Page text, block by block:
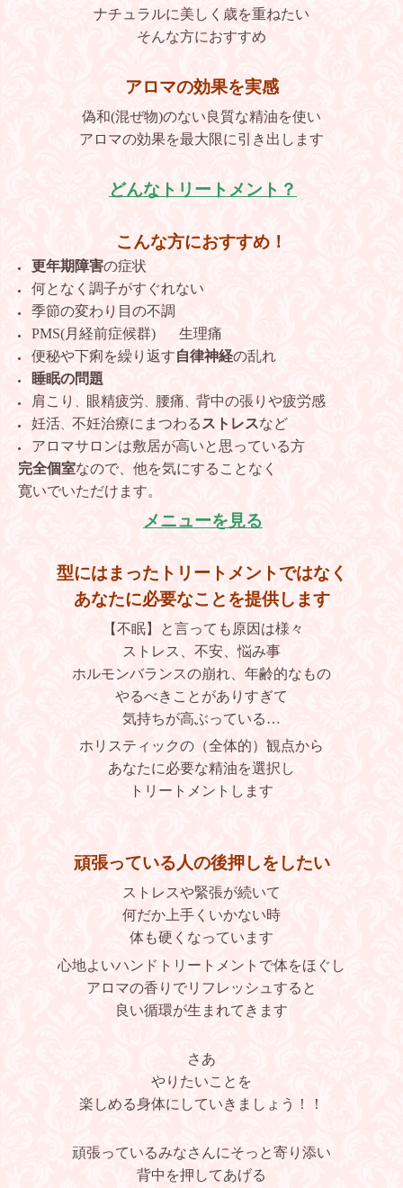
ナチュラルに美しく歳を重ねたい
そんな方におすすめ
アロマの効果を実感
偽和(混ぜ物)のない良質な精油を使い
アロマの効果を最大限に引き出します
どんなトリートメント？
こんな方におすすめ！
更年期障害の症状
何となく調子がすぐれない
季節の変わり目の不調
PMS(月経前症候群)
生理痛
便秘や下痢を繰り返す自律神経の乱れ
睡眠の問題
肩こり 、 眼精疲労、 腰痛、背中の張りや疲労感
妊活、不妊治療にまつわる ストレスなど
アロマサロンは敷居が高いと思っている方
完全個室なので、他を気にすることなく
寛いでいただけます。
メニューを見る
型にはまったトリートメントではなく
あなたに必要なことを提供します
【不眠】と言っても原因は様々
ストレス、不安、悩み事
ホルモンバランスの崩れ、年齢的なもの
やるべきことがありすぎて
気持ちが高ぶっている…
ホリスティックの（全体的）観点から
あなたに必要な精油を選択し
トリートメントします
頑張っている人の後押しをしたい
ストレスや緊張が続いて
何だか上手くいかない時
体も硬くなっています
心地よいハンドトリートメントで体をほぐし
アロマの香りでリフレッシュすると
良い循環が生まれてきます
さあ
やりたいことを
楽しめる身体にしていきましょう！！
頑張っているみなさんにそっと寄り添い
背中を押してあげる